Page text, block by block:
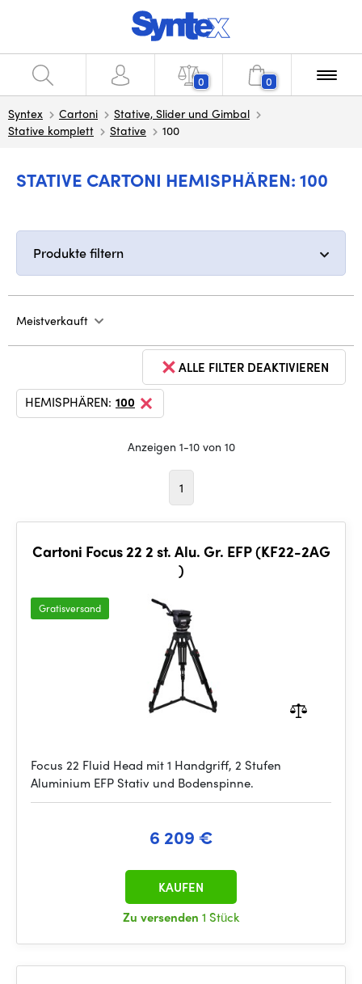
0 0
Syntex Cartoni
Stative, Slider und Gimbal
Stative komplett
Stative 100
STATIVE CARTONI HEMISPHÄREN: 100
Produkte filtern
Meistverkauft
ALLE FILTER DEAKTIVIEREN
HEMISPHÄREN: 100
Anzeigen 1-10 von 10
1
Cartoni Focus 22 2 st. Alu. Gr. EFP (KF22-2AG
)
Gratisversand
Focus 22 Fluid Head mit 1 Handgriff, 2 Stufen
Aluminium EFP Stativ und Bodenspinne.
6 209 €
Zu versenden 1 Stück
KAUFEN